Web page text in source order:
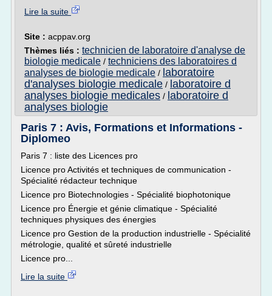
Lire la suite
Site : acppav.org
Thèmes liés : technicien de laboratoire d'analyse de
biologie medicale / techniciens des laboratoires d
analyses de biologie medicale / laboratoire
d'analyses biologie medicale / laboratoire d
analyses biologie medicales / laboratoire d
analyses biologie
Paris 7 : Avis, Formations et Informations -
Diplomeo
Paris 7 : liste des Licences pro
Licence pro Activités et techniques de communication -
Spécialité rédacteur technique
Licence pro Biotechnologies - Spécialité biophotonique
Licence pro Énergie et génie climatique - Spécialité
techniques physiques des énergies
Licence pro Gestion de la production industrielle - Spécialité
métrologie, qualité et sûreté industrielle
Licence pro...
Lire la suite